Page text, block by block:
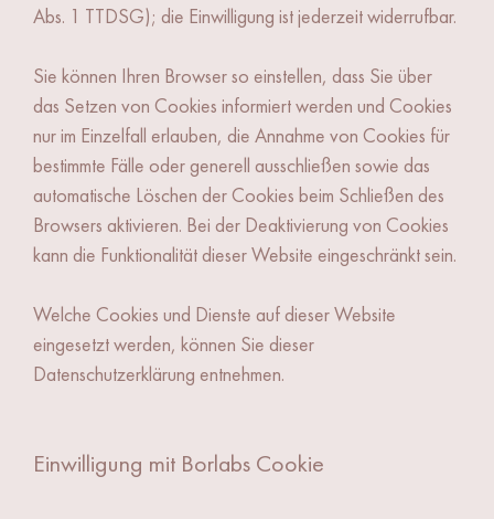
Abs. 1 TTDSG); die Einwilligung ist jederzeit widerrufbar.
Sie können Ihren Browser so einstellen, dass Sie über
das Setzen von Cookies informiert werden und Cookies
nur im Einzelfall erlauben, die Annahme von Cookies für
bestimmte Fälle oder generell ausschließen sowie das
automatische Löschen der Cookies beim Schließen des
Browsers aktivieren. Bei der Deaktivierung von Cookies
kann die Funktionalität dieser Website eingeschränkt sein.
Welche Cookies und Dienste auf dieser Website
eingesetzt werden, können Sie dieser
Datenschutzerklärung entnehmen.
Einwilligung mit Borlabs Cookie